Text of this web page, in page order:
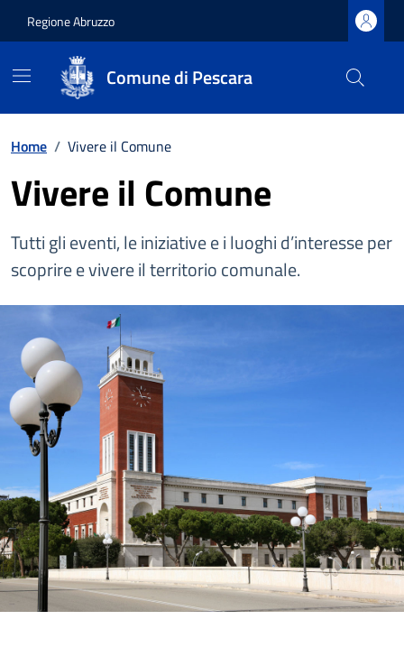
Regione Abruzzo
Comune di Pescara
Home / Vivere il Comune
Vivere il Comune
Tutti gli eventi, le iniziative e i luoghi d’interesse per
scoprire e vivere il territorio comunale.